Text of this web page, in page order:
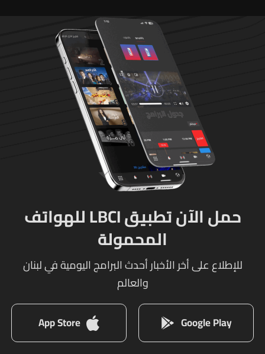
حمل الآن تطبيق LBCI للهواتف
المحمولة
للإطلاع على أخر الأخبار أحدث البرامج اليومية في لبنان
والعالم
Google Play
App Store